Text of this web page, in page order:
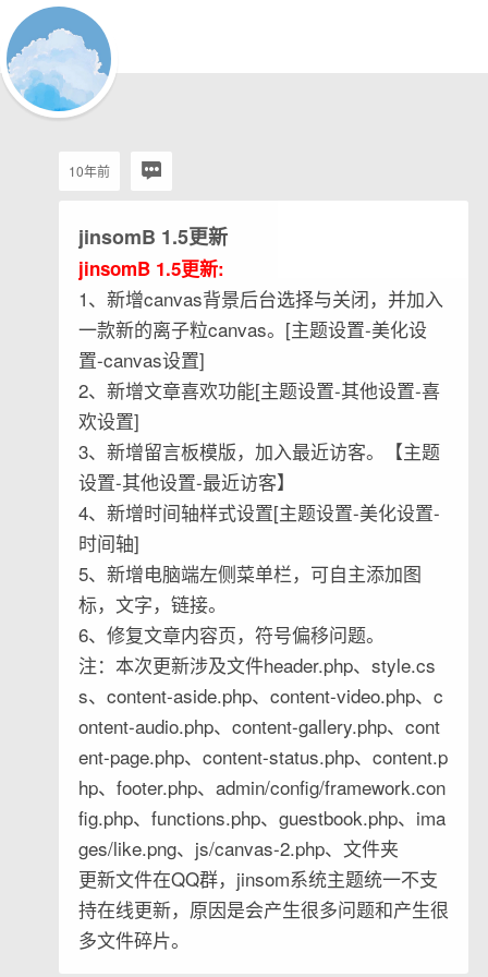
10年前
jinsomB 1.5更新
jinsomB 1.5更新:
1、新增canvas背景后台选择与关闭，并加入
一款新的离子粒canvas。[主题设置-美化设
置-canvas设置]
2、新增文章喜欢功能[主题设置-其他设置-喜
欢设置]
3、新增留言板模版，加入最近访客。【主题
设置-其他设置-最近访客】
4、新增时间轴样式设置[主题设置-美化设置-
时间轴]
5、新增电脑端左侧菜单栏，可自主添加图
标，文字，链接。
6、修复文章内容页，符号偏移问题。
注：本次更新涉及文件header.php、style.cs
s、content-aside.php、content-video.php、c
ontent-audio.php、content-gallery.php、cont
ent-page.php、content-status.php、content.p
hp、footer.php、admin/config/framework.con
fig.php、functions.php、guestbook.php、ima
ges/like.png、js/canvas-2.php、文件夹
更新文件在QQ群，jinsom系统主题统一不支
持在线更新，原因是会产生很多问题和产生很
多文件碎片。